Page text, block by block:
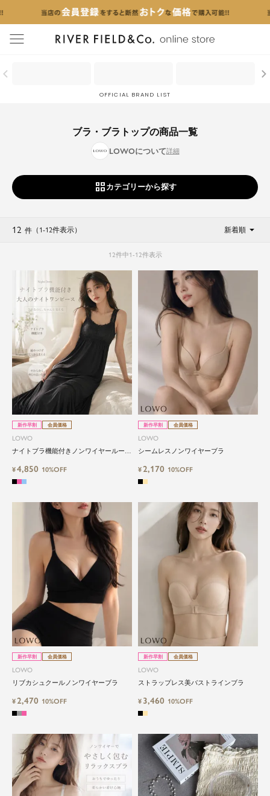
menu
OFFICIAL BRAND LIST
ブラ・ブラトップの商品一覧
LOWOについて
カテゴリーから探す
12 件 （1-12件表示） 新着順
12件中1-12件表示
新作早割 会員価格
LOWO
ナイトブラ機能付きノンワイヤールーム
¥4,850 10%OFF
新作早割 会員価格
LOWO
シームレスノンワイヤーブラ
¥2,170 10%OFF
新作早割 会員価格
LOWO
リブカシュクールノンワイヤーブラ
¥2,470 10%OFF
新作早割 会員価格
LOWO
ストラップレス美バストラインブラ
¥ 3,460 10%OFF